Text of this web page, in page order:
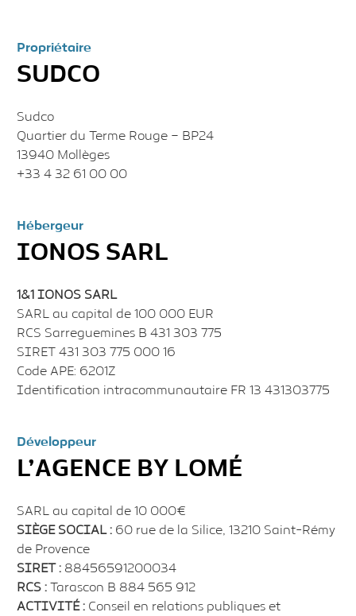
Propriétaire
SUDCO
Sudco
Quartier du Terme Rouge – BP24
13940 Mollèges
+33 4 32 61 00 00
Hébergeur
IONOS SARL
1&1 IONOS SARL
SARL au capital de 100 000 EUR
RCS Sarreguemines B 431 303 775
SIRET 431 303 775 000 16
Code APE: 6201Z
Identification intracommunautaire FR 13 431303775
Développeur
L’AGENCE BY LOMÉ
SARL au capital de 10 000€
SIÈGE SOCIAL : 60 rue de la Silice, 13210 Saint-Rémy
de Provence
SIRET : 88456591200034
RCS : Tarascon B 884 565 912
ACTIVITÉ : Conseil en relations publiques et